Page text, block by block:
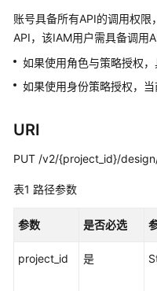
数
据
治
理
法
速
门
用
账号具备所有API的调用权
API，该IAM用户需具备调用
如果使用角色与策略授权
如果使用身份策略授权，当
URI
PUT /v2/{project_id}/
表1 路径参数
参数 是否必选
project_id 是